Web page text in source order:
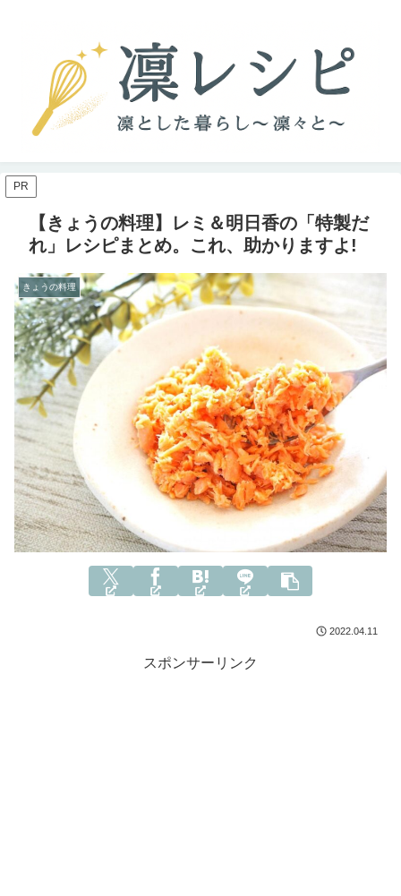
PR
【きょうの料理】レミ＆明日香の「特製だ
れ」レシピまとめ。これ、助かりますよ!
きょうの料理
2022.04.11
スポンサーリンク